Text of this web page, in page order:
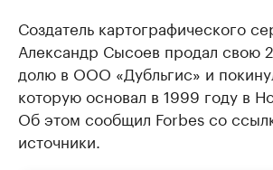
Создатель картографического
Александр Сысоев продал свою
долю в ООО «Дубльгис» и
которую основал в 1999 году в
Об этом сообщил Forbes со
источники.